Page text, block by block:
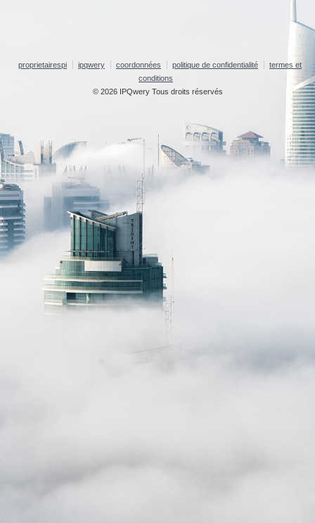
proprietairespi ipqwery coordonnées politique de confidentialité
termes et
conditions
© 2026 IPQwery Tous droits réservés